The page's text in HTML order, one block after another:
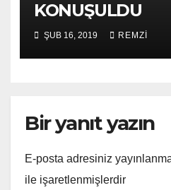
KONUŞULDU
ŞUB 16, 2019 REMZI
Bir yanıt yazın
E-posta adresiniz
ile işaretlenmişlerdir